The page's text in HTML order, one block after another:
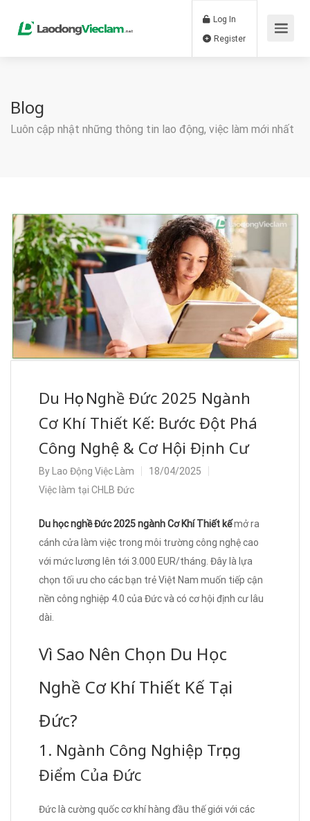
Log In
Blog
Luôn cập nhật những thông tin lao động, việc làm mới nhất
Du Học Nghề Đức 2025 Ngành
Cơ Khí Thiết Kế: Bước Đột Phá
Công Nghệ & Cơ Hội Định Cư
By Lao Động Việc Làm
18/04/2025
Việc làm tại CHLB Đức
Du học nghề Đức 2025 ngành Cơ Khí Thiết kếmở ra
cánh cửa làm việc trong môi trường công nghệ cao
với mức lương lên tới 3.000 EUR/tháng. Đây là lựa
chọn tối ưu cho các bạn trẻ Việt Nam muốn tiếp cận
nền công nghiệp 4.0 của Đức và có cơ hội định cư lâu
dài.
Vì Sao Nên Chọn Du Học
Nghề Cơ Khí Thiết Kế Tại
Đức?
1. Ngành Công Nghiệp Trọng
Điểm Của Đức
Đức là cường quốc cơ khí hàng đầu thế giới với các